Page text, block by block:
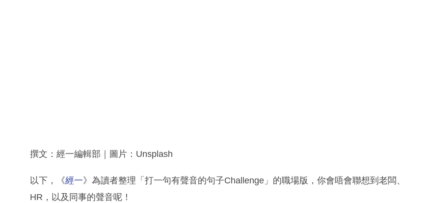
撰文：經一編輯部｜圖片：Unsplash
以下，《經一》為讀者整理「打一句有聲音的句子Challenge」的職場版，你會唔會聯想到老闆、
HR，以及同事的聲音呢！